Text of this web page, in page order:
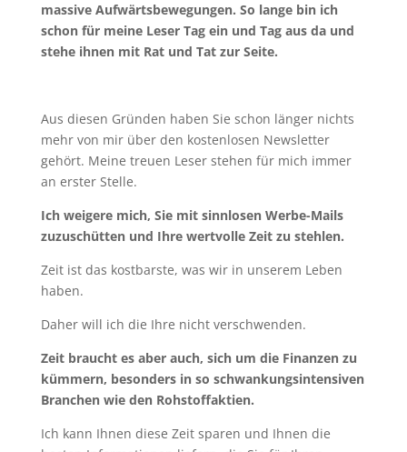
massive Aufwärtsbewegungen. So lange bin ich
schon für meine Leser Tag ein und Tag aus da und
stehe ihnen mit Rat und Tat zur Seite.
Aus diesen Gründen haben Sie schon länger nichts
mehr von mir über den kostenlosen Newsletter
gehört. Meine treuen Leser stehen für mich immer
an erster Stelle.
Ich weigere mich, Sie mit sinnlosen Werbe-Mails
zuzuschütten und Ihre wertvolle Zeit zu stehlen.
Zeit ist das kostbarste, was wir in unserem Leben
haben.
Daher will ich die Ihre nicht verschwenden.
Zeit braucht es aber auch, sich um die Finanzen zu
kümmern, besonders in so schwankungsintensiven
Branchen wie den Rohstoffaktien.
Ich kann Ihnen diese Zeit sparen und Ihnen die